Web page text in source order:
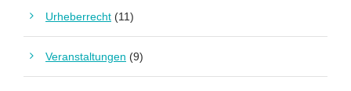
Urheberrecht (11)
Veranstaltungen (9)